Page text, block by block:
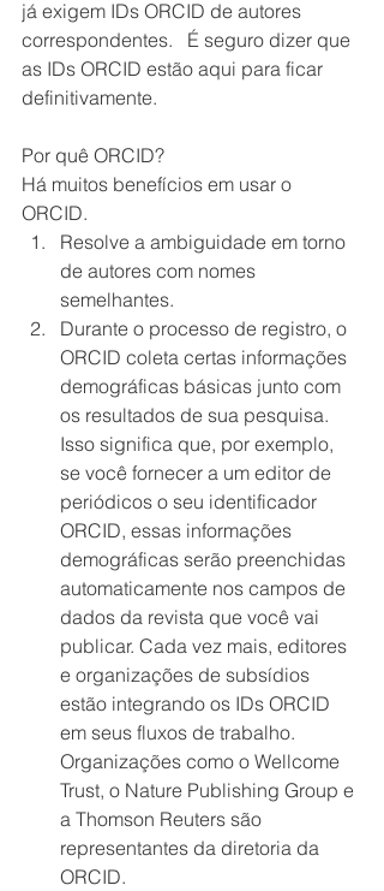
já exigem IDs ORCID de autores
correspondentes.   É seguro dizer que
as IDs ORCID estão aqui para ficar
definitivamente.
Por quê ORCID?
Há muitos benefícios em usar o
ORCID.
Resolve a ambiguidade em torno
de autores com nomes
semelhantes.
Durante o processo de registro, o
ORCID coleta certas informações
demográficas básicas junto com
os resultados de sua pesquisa.
Isso significa que, por exemplo,
se você fornecer a um editor de
periódicos o seu identificador
ORCID, essas informações
demográficas serão preenchidas
automaticamente nos campos de
dados da revista que você vai
publicar. Cada vez mais, editores
e organizações de subsídios
estão integrando os IDs ORCID
em seus fluxos de trabalho.
Organizações como o Wellcome
Trust, o Nature Publishing Group e
a Thomson Reuters são
representantes da diretoria da
ORCID.